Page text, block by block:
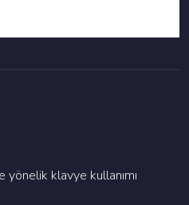
yöneli̇k klavye kullanimi